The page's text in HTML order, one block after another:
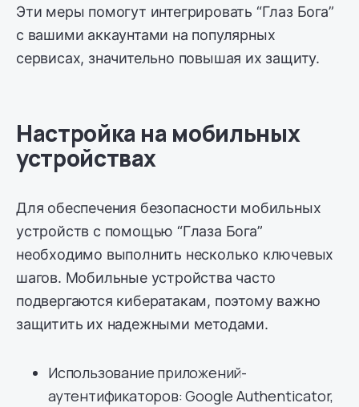
Эти меры помогут интегрировать “Глаз Бога”
с вашими аккаунтами на популярных
сервисах, значительно повышая их защиту.
Настройка на мобильных
устройствах
Для обеспечения безопасности мобильных
устройств с помощью “Глаза Бога”
необходимо выполнить несколько ключевых
шагов. Мобильные устройства часто
подвергаются кибератакам, поэтому важно
защитить их надежными методами.
Использование приложений-
аутентификаторов: Google Authenticator,